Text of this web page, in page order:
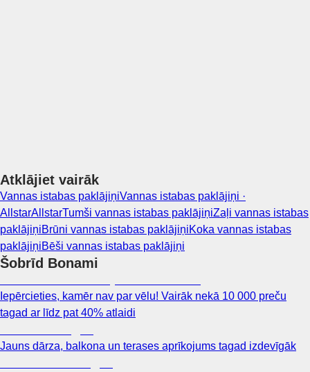
Atklājiet vairāk
Vannas istabas paklājiņiVannas istabas paklājiņi ·
AllstarAllstarTumši vannas istabas paklājiņiZaļi vannas istabas
paklājiņiBrūni vannas istabas paklājiņiKoka vannas istabas
paklājiņiBēši vannas istabas paklājiņi
Šobrīd Bonami
Iepērcieties, kamēr nav par vēlu! Vairāk nekā 10 000 preču
tagad ar līdz pat 40% atlaidi
Jauns dārza, balkona un terases aprīkojums tagad izdevīgāk